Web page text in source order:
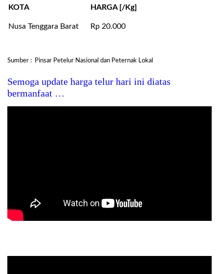
KOTA HARGA [/Kg]
Nusa Tenggara Barat Rp 20.000
Sumber : Pinsar Petelur Nasional dan Peternak Lokal
Semoga update harga telur hari ini diatas
bermanfaat …